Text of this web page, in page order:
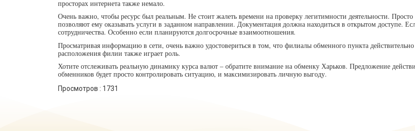
просторах интернета также немало.
Очень важно, чтобы ресурс был реальным. Не стоит жалеть времени на проверку легитимности деятельности.
позволяют ему оказывать услуги в заданном направлении. Документация должна находиться в открытом доступе.
сотрудничества. Особенно если планируются долгосрочные взаимоотношения.
Просматривая информацию в сети, очень важно удостовериться в том, что филиалы обменного пункта
расположения филии также играет роль.
Хотите отслеживать реальную динамику курса валют – обратите внимание на обменку Харьков. Предложение
обменников будет просто контролировать ситуацию, и максимизировать личную выгоду.
Просмотров : 1731